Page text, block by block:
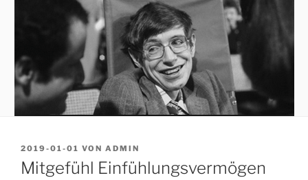
VERÖFFENTLICHT
AM
2019-01-01 VON ADMIN
Mitgefühl Einfühlungsvermögen